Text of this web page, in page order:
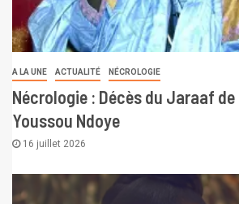
A LA UNE ACTUALITÉ NÉCROLOGIE
Nécrologie : Décès du Jaraaf de
Youssou Ndoye
16 juillet 2026